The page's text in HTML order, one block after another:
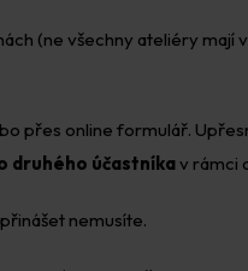
(ne všechny ateliéry mají
přes online formulář.
druhého účastníkav rámci
nemusíte.